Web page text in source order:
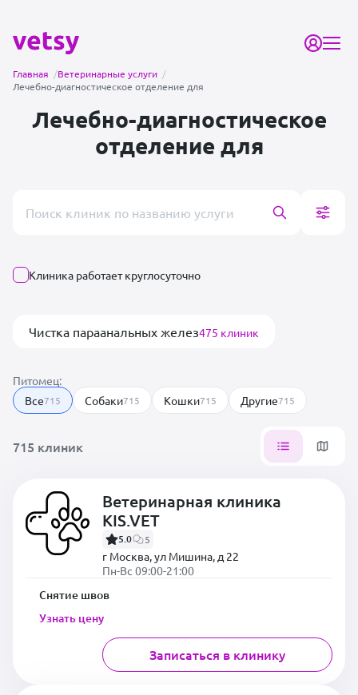
Главная /Ветеринарные услуги /
Лечебно-диагностическое отделение для
Лечебно-диагностическое
отделение для
Клиника работает круглосуточно
Чистка параанальных желез475 клиник
Питомец:
Все715 Собаки715 Кошки715 Другие715
715 клиник
Ветеринарная клиника
KIS.VET
5.0 5
г Москва, ул Мишина, д 22
Пн-Вс 09:00-21:00
Снятие швов
Узнать цену
Записаться в клинику